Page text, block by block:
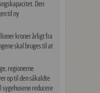
Den
til ny
kroner årligt fra
skal bruges til at
regionerne
op til den såkaldte
reducere